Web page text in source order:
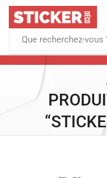
Que recherchez-vous